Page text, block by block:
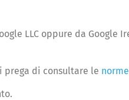
LLC oppure da
prega di consultare le